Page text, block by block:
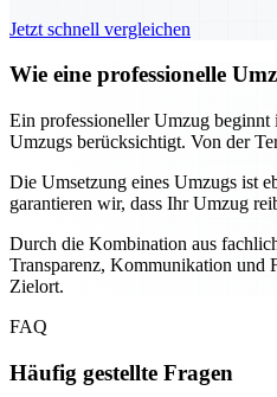
Jetzt schnell vergleichen
Wie eine professionelle
Ein professioneller Umzug beginnt
Umzugs berücksichtigt. Von der
Die Umsetzung eines Umzugs ist
garantieren wir, dass Ihr Umzug
Durch die Kombination aus
Transparenz, Kommunikation und
Zielort.
FAQ
Häufig gestellte Fragen